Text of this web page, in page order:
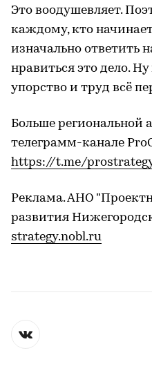
Это воодушевляет.
каждому, кто
изначально ответить
нравиться это дело.
упорство и труд всё
Больше региональной
телеграмм-канале
https://t.me/
Реклама. АНО
развития
strategy.nobl.ru